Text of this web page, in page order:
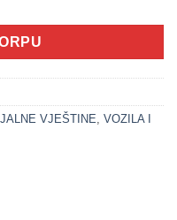
VJEŠTINE VOZILA I